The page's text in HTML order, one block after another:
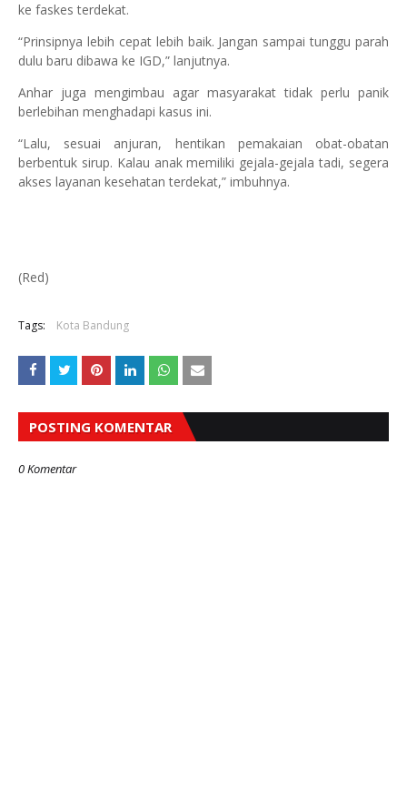
ke faskes terdekat.
“Prinsipnya lebih cepat lebih baik. Jangan sampai tunggu parah
dulu baru dibawa ke IGD,” lanjutnya.
Anhar juga mengimbau agar masyarakat tidak perlu panik
berlebihan menghadapi kasus ini.
“Lalu, sesuai anjuran, hentikan pemakaian obat-obatan
berbentuk sirup. Kalau anak memiliki gejala-gejala tadi, segera
akses layanan kesehatan terdekat,” imbuhnya.
(Red)
Tags: Kota Bandung
POSTING KOMENTAR
0 Komentar